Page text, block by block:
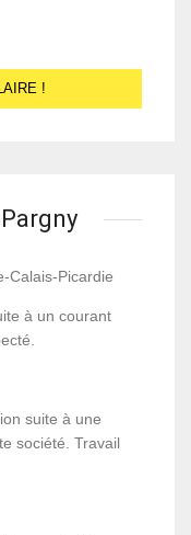
Calais-Picardie
à un courant
suite à une
société. Travail